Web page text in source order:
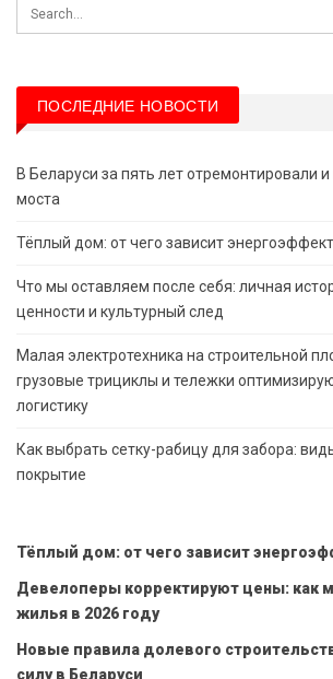
ПОСЛЕДНИЕ НОВОСТИ
В Беларуси за пять лет отремонтировали
моста
Тёплый дом: от чего зависит
Что мы оставляем после себя: личная
ценности и культурный след
Малая электротехника на строительной
грузовые трициклы и тележки
логистику
Как выбрать сетку-рабицу для забора:
покрытие
Тёплый дом: от чего зависит
Девелоперы корректируют цены: как
жилья в 2026 году
Новые правила долевого
силу в Беларуси